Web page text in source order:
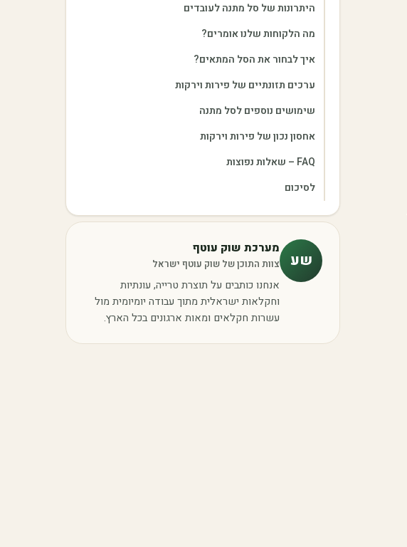
היתרונות של סל מתנה לעובדים
מה הלקוחות שלנו אומרים?
איך לבחור את הסל המתאים?
ערכים תזונתיים של פירות וירקות
שימושים נוספים לסל מתנה
אחסון נכון של פירות וירקות
FAQ – שאלות נפוצות
לסיכום
שע
מערכת שוק עוטף
צוות התוכן של שוק עוטף ישראל
אנחנו כותבים על תוצרת טרייה, עונתיות
וחקלאות ישראלית מתוך עבודה יומיומית מול
עשרות חקלאים ומאות ארגונים בכל הארץ.